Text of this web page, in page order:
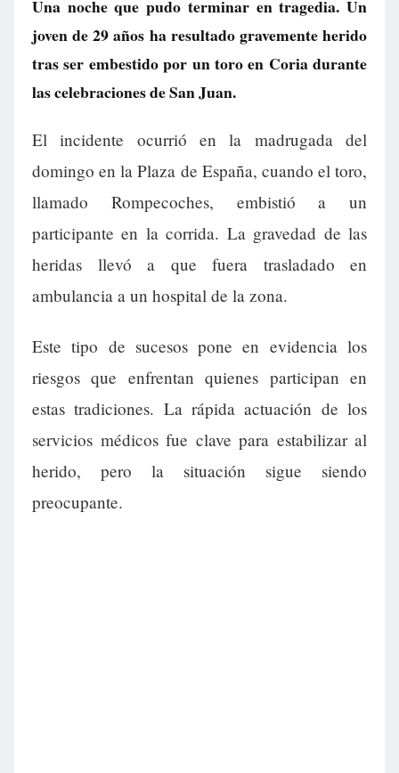
Una noche que pudo terminar en tragedia. Un
joven de 29 años ha resultado gravemente herido
tras ser embestido por un toro en Coria durante
las celebraciones de San Juan.
El incidente ocurrió en la madrugada del
domingo en la Plaza de España, cuando el toro,
llamado Rompecoches, embistió a un
participante en la corrida. La gravedad de las
heridas llevó a que fuera trasladado en
ambulancia a un hospital de la zona.
Este tipo de sucesos pone en evidencia los
riesgos que enfrentan quienes participan en
estas tradiciones. La rápida actuación de los
servicios médicos fue clave para estabilizar al
herido, pero la situación sigue siendo
preocupante.